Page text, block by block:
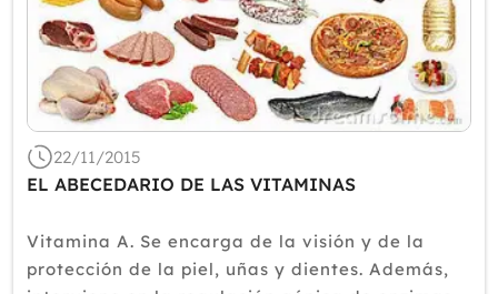
22/11/2015
EL ABECEDARIO DE LAS VITAMINAS
Vitamina A. Se encarga de la visión y de la
protección de la piel, uñas y dientes. Además,